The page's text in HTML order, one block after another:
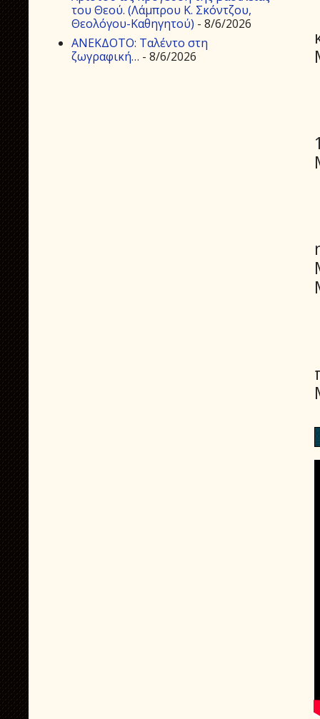
του Θεού. (Λάμπρου Κ. Σκόντζου,
Θεολόγου-Καθηγητού) - 8/6/2026
ΑΝΕΚΔΟΤΟ: Ταλέντο στη
ζωγραφική… - 8/6/2026